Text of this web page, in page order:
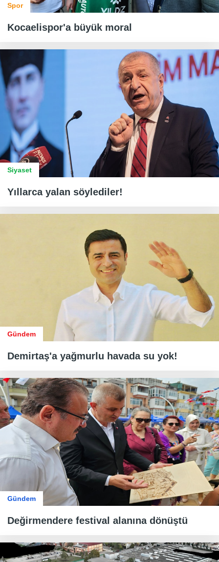
Spor
Kocaelispor'a büyük moral
Siyaset
Yıllarca yalan söylediler!
Gündem
Demirtaş'a yağmurlu havada su yok!
Gündem
Değirmendere festival alanına dönüştü